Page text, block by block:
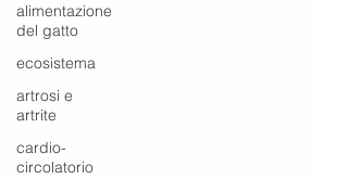
alimentazione
del gatto
ecosistema
artrosi e
artrite
cardio-
circolatorio